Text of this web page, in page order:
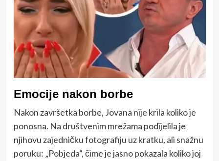
Emocije nakon borbe
Nakon završetka borbe, Jovana nije krila koliko je
ponosna. Na društvenim mrežama podijelila je
njihovu zajedničku fotografiju uz kratku, ali snažnu
poruku: „Pobjeda“, čime je jasno pokazala koliko joj